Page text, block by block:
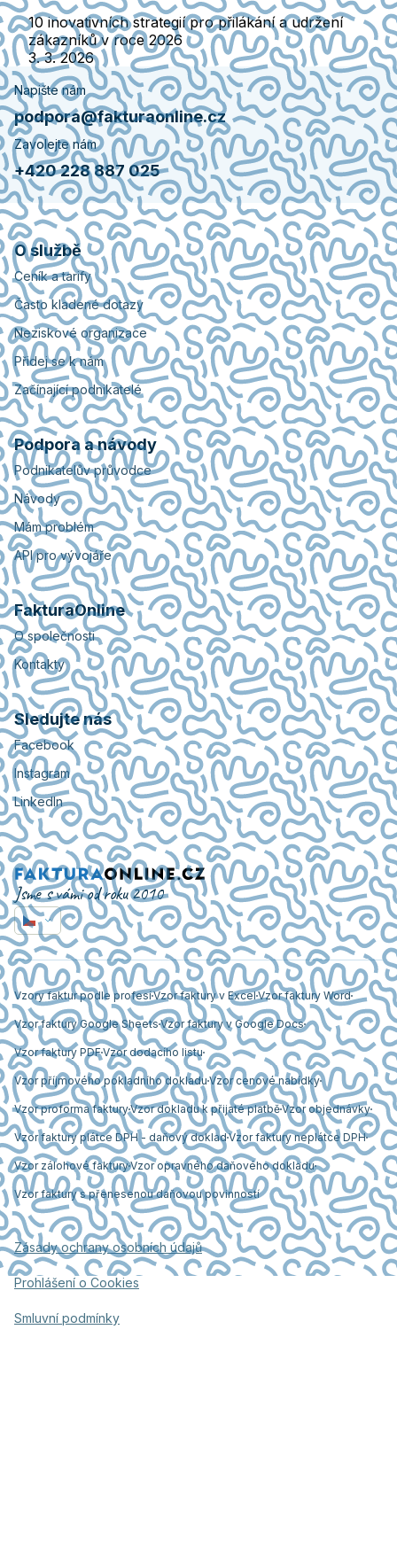
10 inovativních strategií pro přilákání a udržení
zákazníků v roce 2026
3. 3. 2026
Napište nám
podpora@fakturaonline.cz
Zavolejte nám
+420 228 887 025
O službě
Ceník a tarify
Často kladené dotazy
Neziskové organizace
Přidej se k nám
Začínající podnikatelé
Podpora a návody
Podnikatelův průvodce
Návody
Mám problém
API pro vývojáře
FakturaOnline
O společnosti
Kontakty
Sledujte nás
Facebook
Instagram
LinkedIn
Jsme s vámi od roku 2010
Vzory faktur podle profesíVzor faktury v ExcelVzor faktury Word
Vzor faktury Google Sheets Vzor faktury v Google Docs
Vzor faktury PDFVzor dodacího listu
Vzor příjmového pokladního dokladu Vzor cenové nabídky
Vzor proforma fakturyVzor dokladu k přijaté platběVzor objednávky
Vzor faktury plátce DPH - daňový dokladVzor faktury neplátce DPH
Vzor zálohové fakturyVzor opravného daňového dokladu
Vzor faktury s přenesenou daňovou povinností
Zásady ochrany osobních údajů
Prohlášení o Cookies
Smluvní podmínky